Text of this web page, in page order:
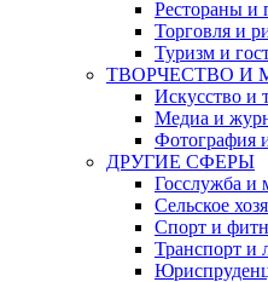
Рестораны и
Торговля и
Туризм и
ТВОРЧЕСТВО И
Искусство и
Медиа и
Фотография
ДРУГИЕ СФЕРЫ
Госслужба и
Сельское
Спорт и
Транспорт и